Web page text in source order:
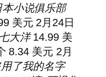
本小说俱乐部
美元 2月24日
七大洋14.99 美
8.34 美元 2月
了我的名字